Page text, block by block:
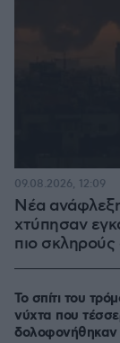
Νέα
χτύπησαν
πιο
09.08.2026, 12:09
Το σπίτι του
νύχτα που
δολοφονήθηκαν